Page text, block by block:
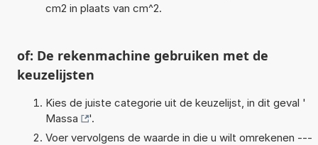
cm2 in plaats van cm^2.
of: De rekenmachine gebruiken met de
keuzelijsten
Kies de juiste categorie uit de keuzelijst, in dit geval '
Massa
'.
Voer vervolgens de waarde in die u wilt omrekenen ---